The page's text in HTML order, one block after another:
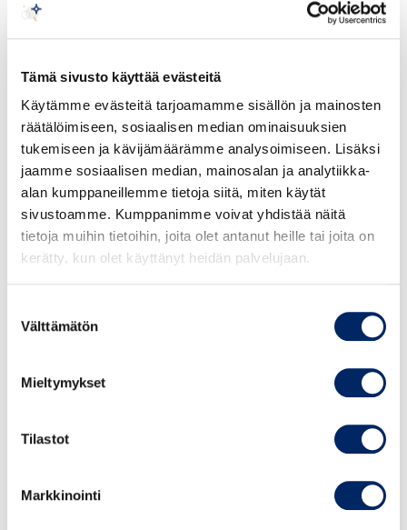
Tämä sivusto käyttää evästeitä
Käytämme evästeitä tarjoamamme sisällön ja mainosten
räätälöimiseen, sosiaalisen median ominaisuuksien
tukemiseen ja kävijämäärämme analysoimiseen. Lisäksi
jaamme sosiaalisen median, mainosalan ja analytiikka-
alan kumppaneillemme tietoja siitä, miten käytät
sivustoamme. Kumppanimme voivat yhdistää näitä
tietoja muihin tietoihin, joita olet antanut heille tai joita on
kerätty, kun olet käyttänyt heidän palvelujaan.
valinta
Välttämätön
Mieltymykset
Tilastot
Markkinointi
vaalitaan
Inhimillisemmän työelämän kehittäjä, tietokirjailija
henkilöstöjohtajaOuti Sivonen
17.00 Tapahtuma päättyy ja jatkot alkavat
Pidätämme oikeuden muutoksiin.
Tarjoamme päivään erikokoisia
tai pyydä tarjous: anne.pakkanen@chamber.fi.
Voit osallistua tapahtumaan joko paikan päällä
Scandic Grand Centralissa tai etäyhteyden